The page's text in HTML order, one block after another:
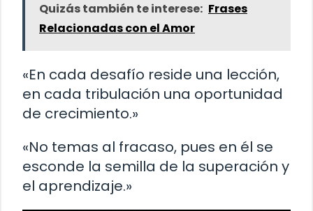
Quizás también te interese: Frases
Relacionadas con el Amor
«En cada desafío reside una lección,
en cada tribulación una oportunidad
de crecimiento.»
«No temas al fracaso, pues en él se
esconde la semilla de la superación y
el aprendizaje.»